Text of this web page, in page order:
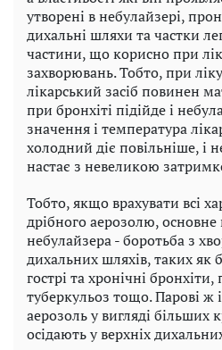
утворені в небулайзері,
дихальні шляхи та частки
частини, що корисно при
захворювань. Тобто, при
лікарський засіб повинен
при бронхіті підійде і
значення і температура
холодний діє повільніше, і
настає з невеликою
Тобто, якщо врахувати всі
дрібного аерозолю,
небулайзера - боротьба з
дихальних шляхів, таких як
гострі та хронічні
туберкульоз тощо. Парові ж
аерозоль у вигляді більших
осідають у верхніх